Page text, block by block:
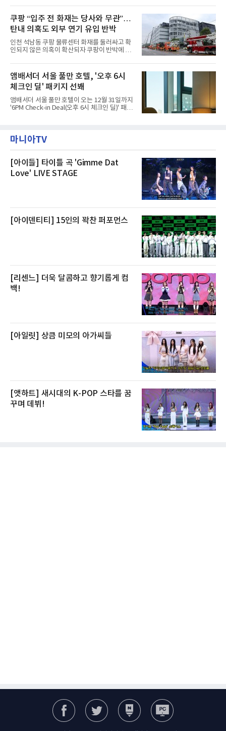
라 극장을 모티브로 한 데코레이션으로 구성됐
다. 무대 공간 및 티켓 박스
필먼트서비스(CFS)가 지난 28일부터 화재 피해
주민을 대상으로 전문 출장 청소서비스 지원에
나섬으로써 본격적인 지역사회 복구 작업이 시
작된 것이다.대피소 주민 중심 청소 접수, 첫날
부터 2가구 지원 완료CFS는 신현초등학교, 신
현북초등학교, 신현여자중학교 등 인천 서해구
관내 임시 대피소 3곳에서 체류해온 화재 피해
민들의 호응 속에 CFS는 즉시 행동에 나섰다. 지
난 28일 오후 전문 청소업체와
쿠팡 “입주 전 화재는 당사와 무관”…
탄내 의혹도 외부 연기 유입 반박
인천 석남동 쿠팡 물류센터 화재를 둘러싸고 확
인되지 않은 의혹이 확산되자 쿠팡이 반박에 나
에 대해서는 외부 화재 연기 유입이라고 설명했
고, 2023년 같은 물류센터에서 발생한 화재에
대해서도 쿠팡 입주 전 공사 과정에서 벌어진 일
이라며 선을 그었다.쿠팡은 21일 인천 물류센터
내부에서 불이 타는 냄새가 났다는 의혹과 관련
해 “사실무근”이라는 입장을 밝혔다.회사 측은
“인근에서 지난 15일 다른 회사에서 발생한 대
것으로 확인됐다”고 설명했다.이어 “정확한 화
재 원인은 추후 조사될
앰배서더 서울 풀만 호텔, '오후 6시
체크인 딜' 패키지 선봬
앰배서더 서울 풀만 호텔이 오는 12월 31일까지
'6PM Check-in Deal(오후 6시 체크인 딜)' 패키
텔 측은 “퇴근 후 또는 주말 도심 속에서 짧지만
온전한 휴식을 원하는 고객들에게 특별한 경험
제큐티브 두 가지 타입으로 구성된다. 디럭스 패
키지는 객실 1박(룸 온리)으로 심플한 호캉스를
즐길 수 있으며, 이그제큐티브 패키지는 객실 1
마니아TV
[아이들] 타이틀 곡 'Gimme Dat
Love' LIVE STAGE
[아이덴티티] 15인의 꽉찬 퍼포먼스
[리센느] 더욱 달콤하고 향기롭게 컴
백!
[아일릿] 상큼 미모의 아가씨들
[앳하트] 새시대의 K-POP 스타를 꿈
꾸며 데뷔!